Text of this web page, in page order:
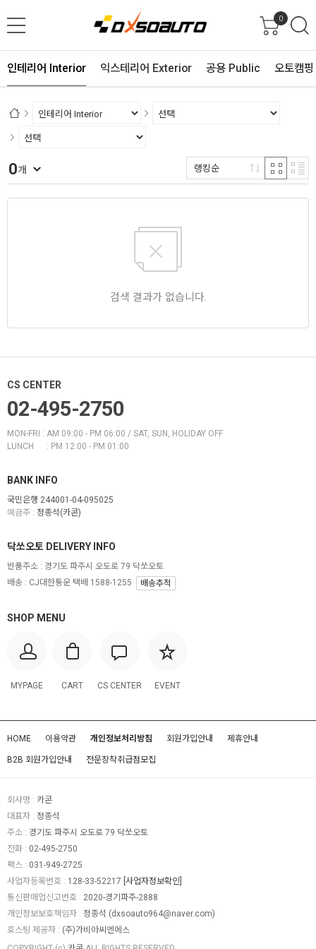
0
인테리어 Interior 익스테리어 Exterior 공용 Public 오토캠
0개 랭킹순
검색 결과가 없습니다.
CS CENTER
02-495-2750
MON-FRI : AM 09:00 - PM 06:00 / SAT, SUN, HOLIDAY OFF
LUNCH : PM 12:00 - PM 01:00
BANK INFO
국민은행 244001-04-095025
예금주 : 정종석(카콘)
SHOP MENU
MYPAGE CART CS CENTER EVENT
닥쏘오토 DELIVERY INFO
반품주소 : 경기도 파주시 오도로 79 닥쏘오토
배송 : CJ대한통운 택배 1588-1255
배송추적
HOME 이용약관 개인정보처리방침 회원가입안내 제휴안내
B2B 회원가입안내 전문장착취급점모집
회사명 : 카콘
대표자 : 정종석
주소 : 경기도 파주시 오도로 79 닥쏘오토
전화 : 02-495-2750
팩스 : 031-949-2725
사업자등록번호 : 128-33-52217 [사업자정보확인]
통신판매업신고번호 : 2020-경기파주-2888
개인정보보호책임자 : 정종석 (dxsoauto964@naver.com)
호스팅 제공자 : (주)가비아씨엔에스